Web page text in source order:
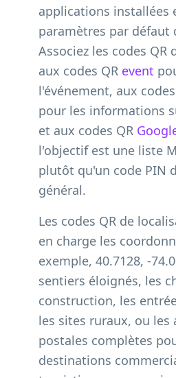
applications installées
paramètres par défaut
Associez les codes QR
aux codes QR event
l'événement, aux
pour les informations
et aux codes QR
l'objectif est une liste
plutôt qu'un code PIN
général.
Les codes QR de
en charge les
exemple, 40.7128, -
sentiers éloignés, les
construction, les
les sites ruraux, ou les
postales complètes
destinations